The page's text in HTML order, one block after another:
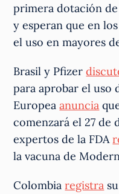
primera dotación de
y esperan que en
el uso en mayores
Brasil y Pfizer
para aprobar el uso
Europeaanuncia
comenzará el 27 de
expertos de la FDA
la vacuna de
Colombiaregistra